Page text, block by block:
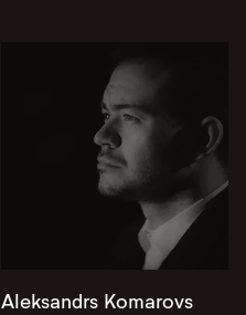
Aleksandrs Komarovs